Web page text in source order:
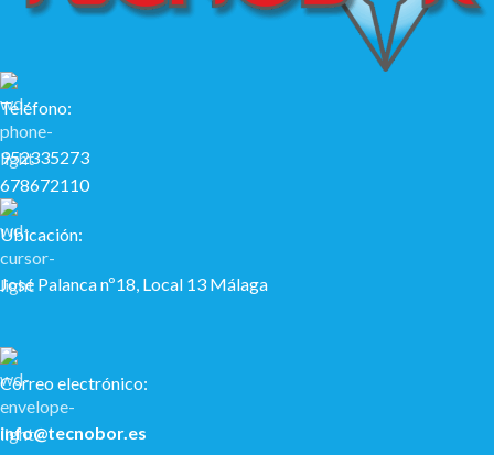
Teléfono:
952335273
678672110
Ubicación:
José Palanca nº18, Local 13 Málaga
Correo electrónico:
info@tecnobor.es